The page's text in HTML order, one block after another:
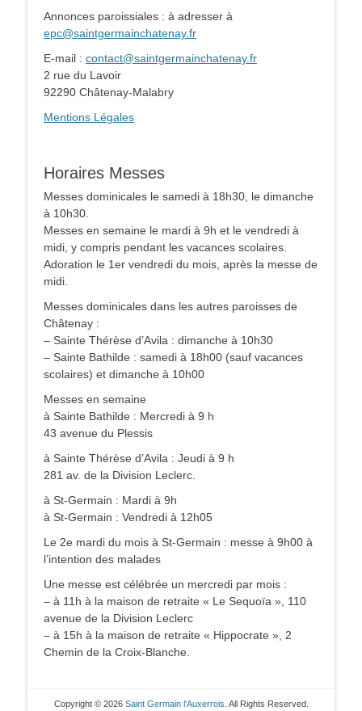
Annonces paroissiales : à adresser à
epc@saintgermainchatenay.fr
E-mail : contact@saintgermainchatenay.fr
2 rue du Lavoir
92290 Châtenay-Malabry
Mentions Légales
Horaires Messes
Messes dominicales le samedi à 18h30, le dimanche
à 10h30.
Messes en semaine le mardi à 9h et le vendredi à
midi, y compris pendant les vacances scolaires.
Adoration le 1er vendredi du mois, après la messe de
midi.
Messes dominicales dans les autres paroisses de
Châtenay :
– Sainte Thérèse d’Avila : dimanche à 10h30
– Sainte Bathilde : samedi à 18h00 (sauf vacances
scolaires) et dimanche à 10h00
Messes en semaine
à Sainte Bathilde : Mercredi à 9 h
43 avenue du Plessis
à Sainte Thérèse d’Avila : Jeudi à 9 h
281 av. de la Division Leclerc.
à St-Germain : Mardi à 9h
à St-Germain : Vendredi à 12h05
Le 2e mardi du mois à St-Germain : messe à 9h00 à
l’intention des malades
Une messe est célébrée un mercredi par mois :
– à 11h à la maison de retraite « Le Sequoïa », 110
avenue de la Division Leclerc
– à 15h à la maison de retraite « Hippocrate », 2
Chemin de la Croix-Blanche.
Copyright © 2026 Saint Germain l'Auxerrois . All Rights Reserved.